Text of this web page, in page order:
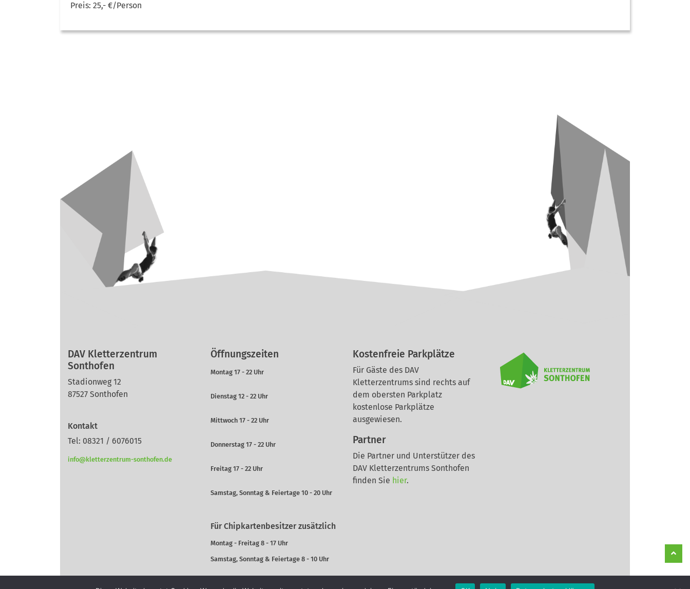
Preis: 25,- €/Person
DAV Kletterzentrum
Sonthofen
Stadionweg 12
87527 Sonthofen
Kontakt
Tel: 08321 / 6076015
info@kletterzentrum-sonthofen.de
Öffnungszeiten
Montag 17 - 22 Uhr
Dienstag 12 - 22 Uhr
Mittwoch 17 - 22 Uhr
Donnerstag 17 - 22 Uhr
Freitag 17 - 22 Uhr
Samstag, Sonntag & Feiertage 10 - 20 Uhr
Für Chipkartenbesitzer zusätzlich
Montag - Freitag 8 - 17 Uhr
Samstag, Sonntag & Feiertage 8 - 10 Uhr
Kostenfreie Parkplätze
Für Gäste des DAV
Kletterzentrums sind rechts auf
dem obersten Parkplatz
kostenlose Parkplätze
ausgewiesen.
Partner
Die Partner und Unterstützer des
DAV Kletterzentrums Sonthofen
finden Sie hier.